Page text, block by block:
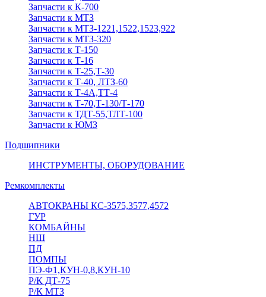
Запчасти к К-700
Запчасти к МТЗ
Запчасти к МТЗ-1221,1522,1523,922
Запчасти к МТЗ-320
Запчасти к Т-150
Запчасти к Т-16
Запчасти к Т-25,Т-30
Запчасти к Т-40, ЛТЗ-60
Запчасти к Т-4А,ТТ-4
Запчасти к Т-70,Т-130/Т-170
Запчасти к ТДТ-55,ТЛТ-100
Запчасти к ЮМЗ
Подшипники
ИНСТРУМЕНТЫ, ОБОРУДОВАНИЕ
Ремкомплекты
АВТОКРАНЫ КС-3575,3577,4572
ГУР
КОМБАЙНЫ
НШ
ПД
ПОМПЫ
ПЭ-Ф1,КУН-0,8,КУН-10
Р/К ДТ-75
Р/К МТЗ